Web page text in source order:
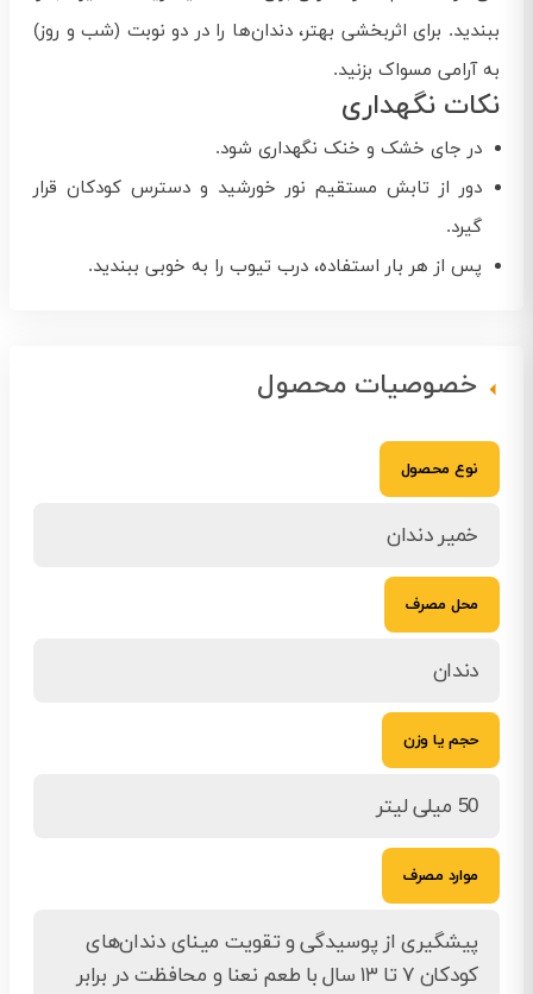
ببندید. برای اثربخشی بهتر، دندان‌ها را در دو نوبت (شب و روز)
به آرامی مسواک بزنید.
نکات نگهداری
در جای خشک و خنک نگهداری شود.
دور از تابش مستقیم نور خورشید و دسترس کودکان قرار
گیرد.
پس از هر بار استفاده، درب تیوب را به خوبی ببندید.
خصوصیات محصول
نوع محصول
خمیر دندان
محل مصرف
دندان
حجم یا وزن
50 میلی لیتر
موارد مصرف
پیشگیری از پوسیدگی و تقویت مینای دندان‌های
کودکان ۷ تا ۱۳ سال با طعم نعنا و محافظت در برابر